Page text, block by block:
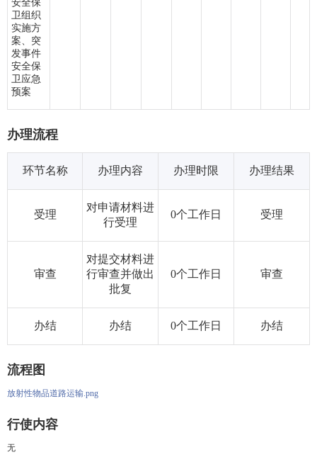
安全保
卫组织
实施方
案、突
发事件
安全保
卫应急
预案
办理流程
环节名称 办理内容 办理时限 办理结果
受理
对申请材料进
行受理
0个工作日 受理
审查
对提交材料进
行审查并做出
批复
0个工作日 审查
办结 办结 0个工作日 办结
流程图
放射性物品道路运输.png
行使内容
无